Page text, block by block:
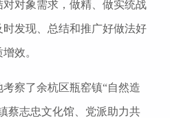
对象需求，做精、做实统战
发现、总结和推广好做法好
效。
察了余杭区瓶窑镇“自然造
蔡志忠文化馆、党派助力共